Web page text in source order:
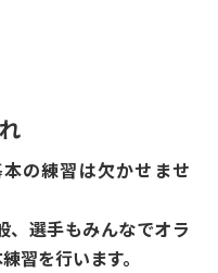
の練習は欠かせませ
、選手もみんなでオラ
習を行います。